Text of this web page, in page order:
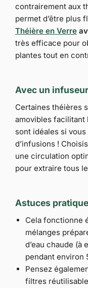
contrairement aux
permet d’être plus
Théière en Verre
très efficace pour
plantes tout en
Avec un
Certaines théières
amovibles facilitant
sont idéales si
d’infusions !
une circulation
pour extraire tous
Astuces
Cela fonctionne
mélanges
d’eau chaude
pendant environ
Pensez
filtres